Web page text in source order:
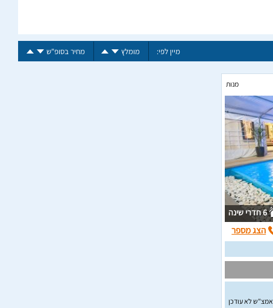
מיין לפי: מומלץ מחיר בסופ"ש
מנות
6 חדרי שינה
הצג מספר
אמצ"ש לא עודכן